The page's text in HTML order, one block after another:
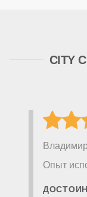
CITY
Опыт